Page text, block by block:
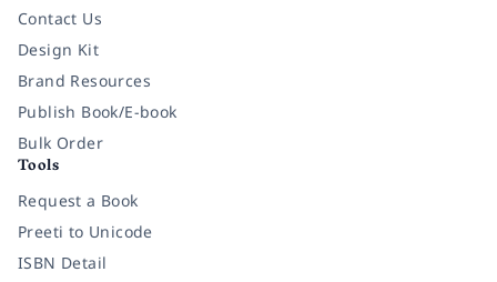
Contact Us
Design Kit
Brand Resources
Publish Book/E-book
Bulk Order
Tools
Request a Book
Preeti to Unicode
ISBN Detail